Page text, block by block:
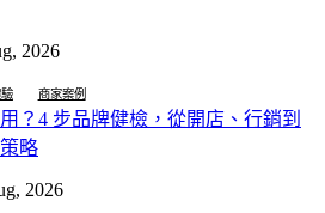
2026
商家案例
？4 步品牌健檢，從開店、行銷到
略
2026